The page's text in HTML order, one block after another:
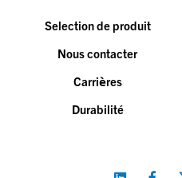
Selection de produit
Nous contacter
Carrières
Durabilité